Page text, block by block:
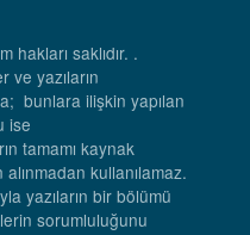
hakları saklıdır. .
ve yazıların
bunlara ilişkin yapılan
ise
tamamı kaynak
kullanılamaz.
yazıların bir bölümü
sorumluluğunu